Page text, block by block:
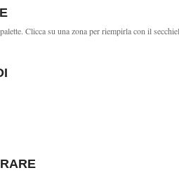
Clicca su una zona per riempirla con il